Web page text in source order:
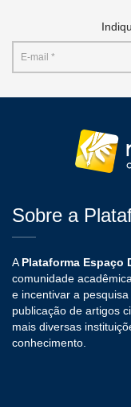
Sobre a
A Plataforma Espaço
comunidade
e incentivar a
publicação de artigos
mais diversas
conhecimento.